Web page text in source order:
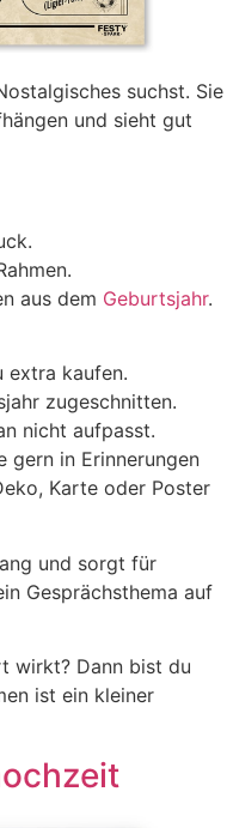
suchst. Sie
und sieht gut
aus dem Geburtsjahr.
extra kaufen.
zugeschnitten.
nicht aufpasst.
gern in Erinnerungen
Karte oder Poster
und sorgt für
Gesprächsthema auf
wirkt? Dann bist du
ist ein kleiner